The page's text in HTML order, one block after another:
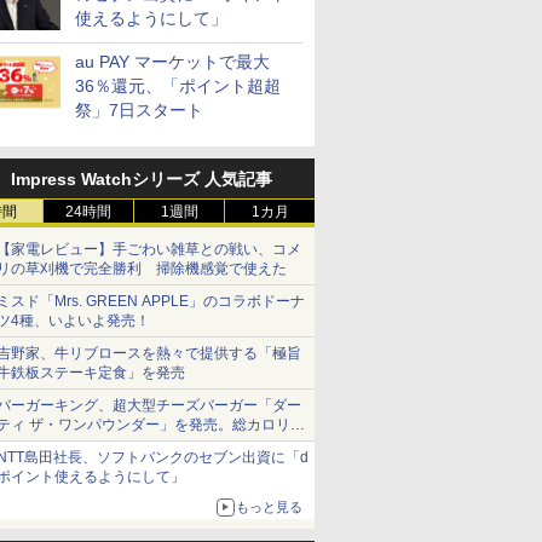
使えるようにして」
au PAY マーケットで最大
36％還元、「ポイント超超
祭」7日スタート
Impress Watchシリーズ 人気記事
24時間 1週間 1カ月
家電レビュー】手ごわい雑草との戦い、コメ
の草刈機で完全勝利 掃除機感覚で使えた
スド「Mrs. GREEN APPLE」のコラボドーナ
4種、いよいよ発売！
野家、牛リブロースを熱々で提供する「極旨
鉄板ステーキ定食」を発売
ーガーキング、超大型チーズバーガー「ダー
ィ ザ・ワンパウンダー」を発売。総カロリー
1656kcal、総重量約527g！
島田社長、ソフトバンクのセブン出資に「d
イント使えるようにして」
もっと見る